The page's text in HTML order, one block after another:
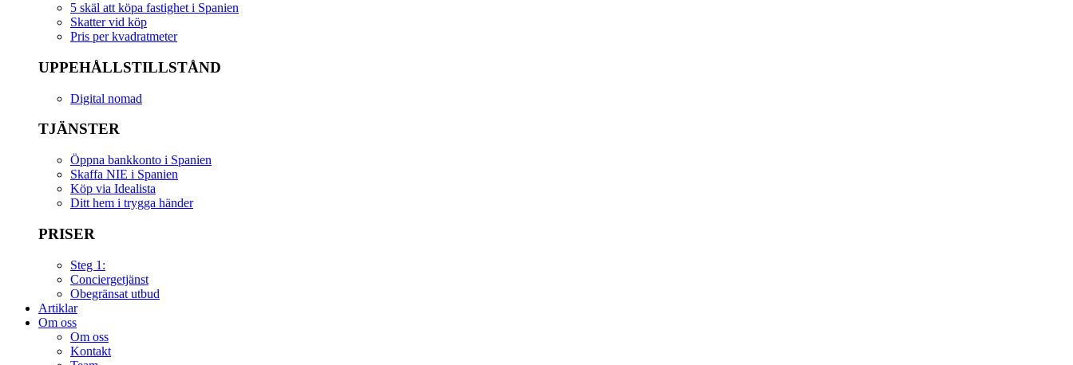
5 skäl att köpa fastighet i Spanien
Skatter vid köp
Pris per kvadratmeter
UPPEHÅLLSTILLSTÅND
Digital nomad
TJÄNSTER
Öppna bankkonto i Spanien
Skaffa NIE i Spanien
Köp via Idealista
Ditt hem i trygga händer
PRISER
Steg 1:
Conciergetjänst
Obegränsat utbud
Artiklar
Om oss
Om oss
Kontakt